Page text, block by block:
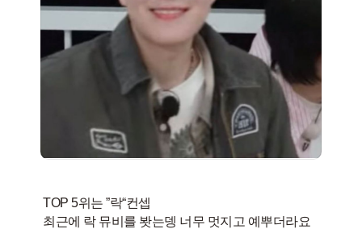
TOP 5위는 ”락“컨셉
최근에 락 뮤비를 봣는뎅 너무 멋지고 예뿌더라요